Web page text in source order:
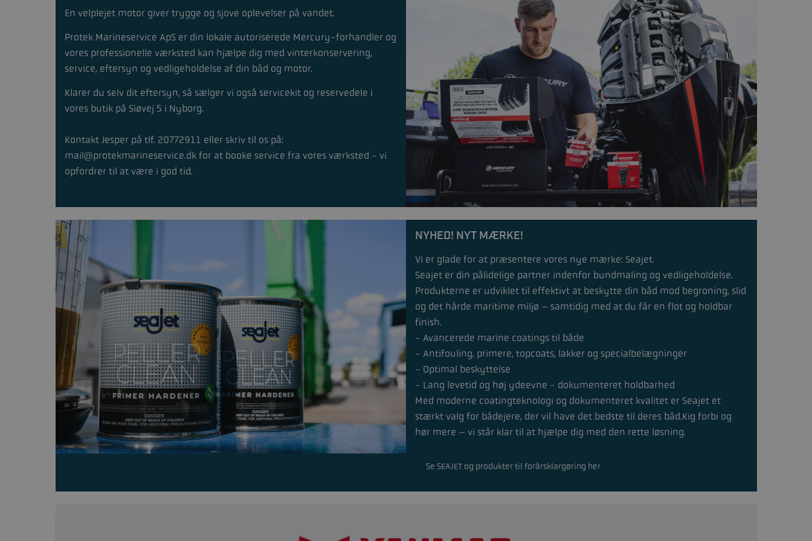
En velplejet motor giver trygge og sjove oplevelser på vandet.
Protek Marineservice ApS er din lokale autoriserede Mercury-forhandler og
vores professionelle værksted kan hjælpe dig med vinterkonservering,
service, eftersyn og vedligeholdelse af din båd og motor.
Klarer du selv dit eftersyn, så sælger vi også servicekit og reservedele i
vores butik på Siøvej 5 i Nyborg.
Kontakt Jesper på tlf. 20772911 eller skriv til os på:
mail@protekmarineservice.dk for at booke service fra vores værksted - vi
opfordrer til at være i god tid.
NYHED! NYT MÆRKE!
Vi er glade for at præsentere vores nye mærke: Seajet.
Seajet er din pålidelige partner indenfor bundmaling og vedligeholdelse.
Produkterne er udviklet til effektivt at beskytte din båd mod begroning, slid
og det hårde maritime miljø – samtidig med at du får en flot og holdbar
finish.
- Avancerede marine coatings til både
- Antifouling, primere, topcoats, lakker og specialbelægninger
- Optimal beskyttelse
- Lang levetid og høj ydeevne - dokumenteret holdbarhed
Med moderne coatingteknologi og dokumenteret kvalitet er Seajet et
stærkt valg for bådejere, der vil have det bedste til deres båd.Kig forbi og
hør mere – vi står klar til at hjælpe dig med den rette løsning.
Se SEAJET og produkter til forårsklargøring her